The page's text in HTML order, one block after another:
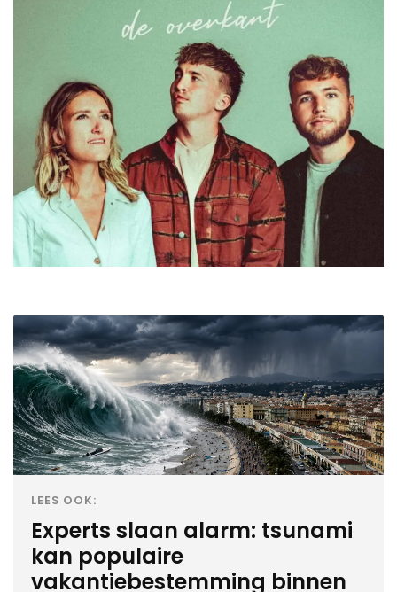
LEES OOK:
Experts slaan alarm: tsunami
kan populaire
vakantiebestemming binnen